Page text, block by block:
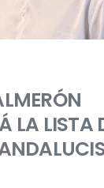
LA LISTA